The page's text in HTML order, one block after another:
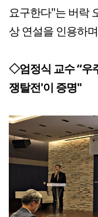
요구한다"는 버락
상 연설을 인용하
◇엄정식 교수 “우
쟁탈전'이 증명"